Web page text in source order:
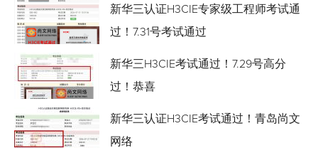
新华三认证H3CIE专家级工程师考试通
过！7.31号考试通过
新华三H3CIE考试通过！7.29号高分
过！恭喜
新华三认证H3CIE考试通过！青岛尚文
网络